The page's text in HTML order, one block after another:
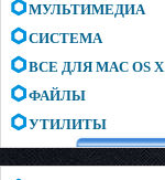
МУЛЬТИМЕДИА
СИСТЕМА
ВСЕ ДЛЯ MAC OS X
ФАЙЛЫ
УТИЛИТЫ